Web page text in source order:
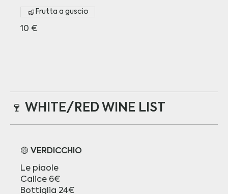
10 €
Frutta a guscio
🍷 WHITE/RED WINE LIST
🟡 VERDICCHIO
Le piaole
Calice 6€
Bottiglia 24€